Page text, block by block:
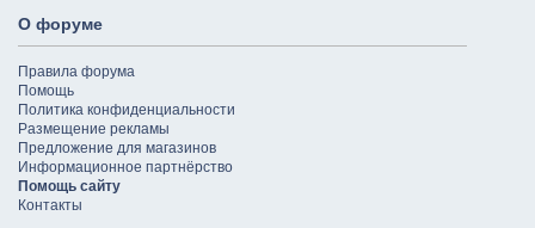
О форуме
Правила форума
Помощь
Политика конфиденциальности
Размещение рекламы
Предложение для магазинов
Информационное партнёрство
Помощь сайту
Контакты